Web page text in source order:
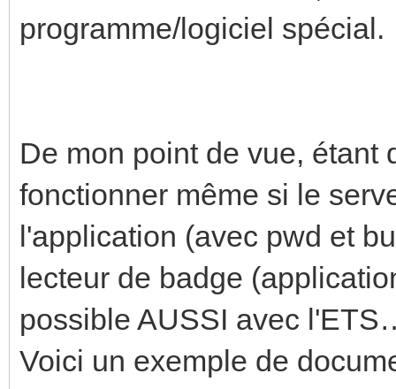
programme/logiciel spécial.
De mon point de vue, étant
fonctionner même si le
l'application (avec pwd et
lecteur de badge
possible AUSSI avec
Voici un exemple de